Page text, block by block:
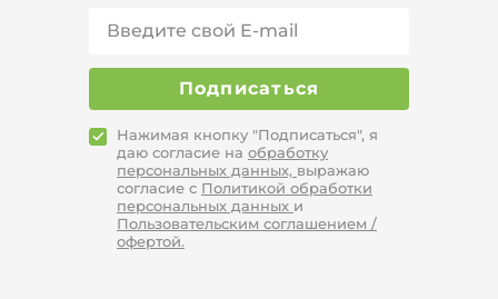
Подписаться
Нажимая кнопку "Подписаться", я
даю согласие на обработку
персональных данных, выражаю
согласие с Политикой обработки
персональных данных и
Пользовательским соглашением /
офертой.